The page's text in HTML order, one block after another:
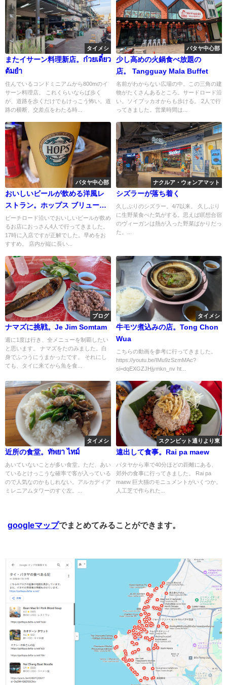
タイメシ
またイサーン料理新店。ก๋วยเตี๋ยว
ต้มยํา
住んでいるコンドミニアムから800mのイ
サーン料理店。 これくらいならば歩く
が、道路を歩くだけでもけっこう怖い。道
路の横断、交差点をわたる時...
パタヤ中心部
少し高めの火鍋食べ放題の
店。 Tangguay Mala Buffet
名前がわからない広場の中。この三角の建
物がたくさんあるところ。サードロード沿
い。ソイブッカオからも歩ける。 2人で行
ってきました。営業時間は...
パタヤ中心部
おいしいビールが飲める洋風レ
ストラン。ホップス ブリューハ
ウス
ビーチロード沿いでおいしいビールが飲め
るお店におっさん4人で行ってきました。
17時に入店ですが正解でした。早めをお
すすめ。 店内が縦に長い...
ナクルア・ウォンアマット
シズラーが落ち着く
久しぶりのシズラー。4/7以来。 久しぶり
に生野菜食べた気がする。思えば瞑想合宿
のヴィーガンは熱が入った野菜ばかりだっ
た。...
ブログ
ナマズに挑戦。Je Jim Somtam
週に1度は行き、全メニューを制覇したい
と思います。 ナマズをたのみました。白
身でふつうにうまかったです。 それにし
ても、タイに来てから魚を食...
タイメシ
牛モツ煮込みの店。Tong Chon
Wua
こちらの動画を参考に行ってきました。
https://youtu.be/IMu9zSzmMAc?
si=dqEXGZJHjymkn_nv ht...
タイメシ
近所の食堂。ทัพยา ไทม์
あいていないことが多い食堂。ただ、あい
ているとけっこうな確率で客が入っている
ので人気なのかもしれない。アルカディア
ミレニアムタワーのすぐ左。...
スクンビット通りより東
遠出して食事。Rai pa maew
パタヤから車で40分ほどの距離にある、
郊外の食事に行ってきました。 Rai pa
maew 巨大猫のモニュメントがいくつか。
人工芝で作られた...
googleマップでまとめてみることができます。